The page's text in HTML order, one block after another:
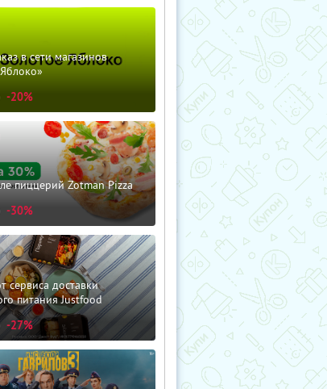
в сети магазинов
-20%
пиццерий Zotman Pizza
-30%
сервиса доставки
питания Justfood
-27%